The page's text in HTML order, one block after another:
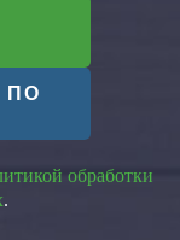
ПО
обработки
.